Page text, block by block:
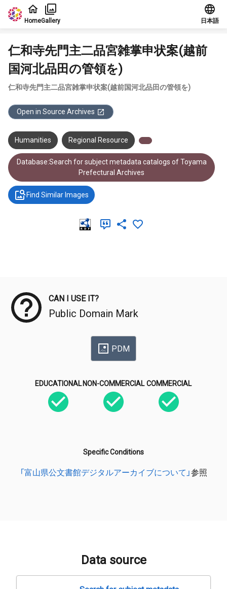
Jump to main content
HomeGallery 日本語
仁和寺先門主二品宮雑掌申状案(越前
国河北品田の管領を)
仁和寺先門主二品宮雑掌申状案(越前国河北品田の管領を)
Open in Source Archives
Humanities Regional Resource
Database:Search for subject metadata catalogs of Toyama
Prefectural Archives
Find Similar Images
CAN I USE IT?
Public Domain Mark
PDM
EDUCATIONAL NON-COMMERCIAL COMMERCIAL
Specific Conditions
「富山県公文書館デジタルアーカイブについて」参照
Data source